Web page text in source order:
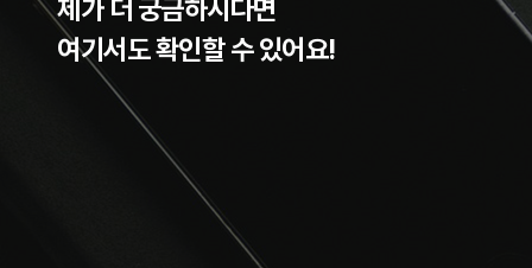
제가 더 궁금하시다면
여기서도 확인할 수 있어요!